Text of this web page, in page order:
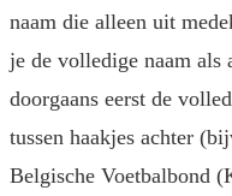
naam die alleen uit
je de volledige naam als
doorgaans eerst de
tussen haakjes achter
Belgische Voetbalbond